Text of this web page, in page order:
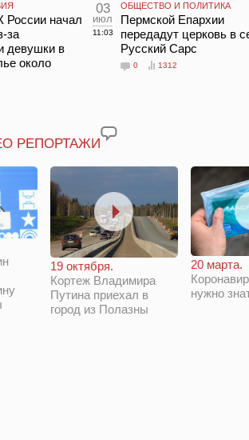
начал
за
девушки в
около
03
июл
11:03
ОБЩЕСТВО И ПОЛИТИКА
Пермской Епархии
передадут церковь в
Русский Сарс
0 1312
РЕПОРТАЖИ
19 октября.
Кортеж Владимира
Путина приехал в
город из Полазны
20 марта.
нужно